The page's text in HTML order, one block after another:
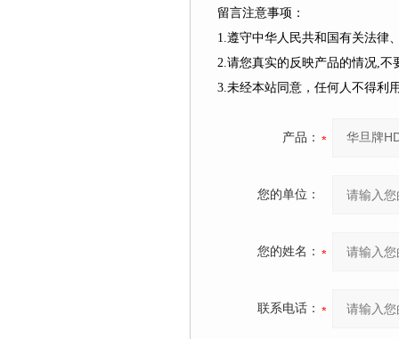
留言注意事项：
1.遵守中华人民共和国有关法律
2.请您真实的反映产品的情况,
3.未经本站同意，任何人不得利
产品：
您的单位：
您的姓名：
联系电话：